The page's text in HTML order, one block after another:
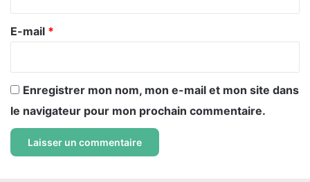
e
E-mail *
Enregistrer mon nom, mon e-mail et mon site dans
le navigateur pour mon prochain commentaire.